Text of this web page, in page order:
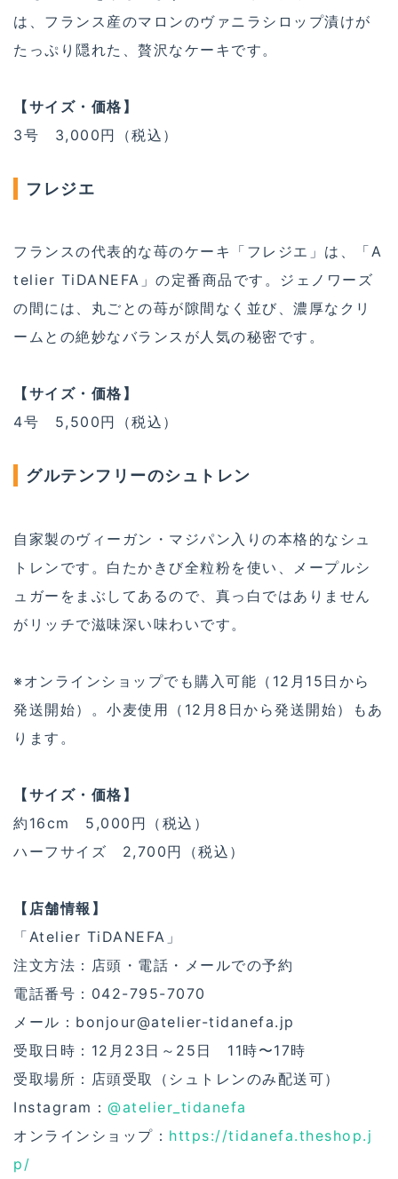
は、フランス産のマロンのヴァニラシロップ漬けが
たっぷり隠れた、贅沢なケーキです。
【サイズ・価格】
3号 3,000円（税込）
フレジエ
フランスの代表的な苺のケーキ「フレジエ」は、「A
telier TiDANEFA」の定番商品です。ジェノワーズ
の間には、丸ごとの苺が隙間なく並び、濃厚なクリ
ームとの絶妙なバランスが人気の秘密です。
【サイズ・価格】
4号 5,500円（税込）
グルテンフリーのシュトレン
自家製のヴィーガン・マジパン入りの本格的なシュ
トレンです。白たかきび全粒粉を使い、メープルシ
ュガーをまぶしてあるので、真っ白ではありません
がリッチで滋味深い味わいです。
※オンラインショップでも購入可能（12月15日から
発送開始）。小麦使用（12月8日から発送開始）もあ
ります。
【サイズ・価格】
約16cm 5,000円（税込）
ハーフサイズ 2,700円（税込）
【店舗情報】
「Atelier TiDANEFA」
注文方法：店頭・電話・メールでの予約
電話番号：042-795-7070
メール：bonjour@atelier-tidanefa.jp
受取日時：12月23日～25日 11時〜17時
受取場所：店頭受取（シュトレンのみ配送可）
Instagram： @atelier_tidanefa
オンラインショップ： https://tidanefa.theshop.j
p/